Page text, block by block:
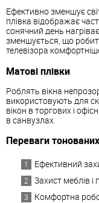
Ефективно зменшує
плівка відображає
сонячний день
зменшується, що
телевізора
Матові плівки
Роблять вікна
використовують для
вікон в торгових і
в санвузлах.
Переваги
Ефективний
Захист меблів і
Комфортна